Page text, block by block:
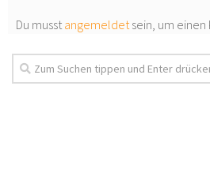
Du musstangemeldetsein, um einen